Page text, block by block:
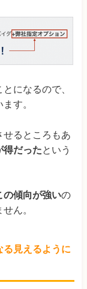
になるので、
す。
せるところもあ
得だったという
の傾向が強いの
ん。
見えるように